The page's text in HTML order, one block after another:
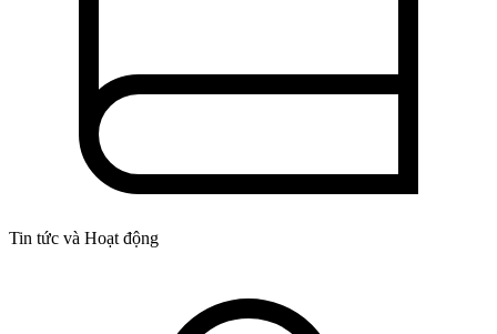
Tin tức và Hoạt động